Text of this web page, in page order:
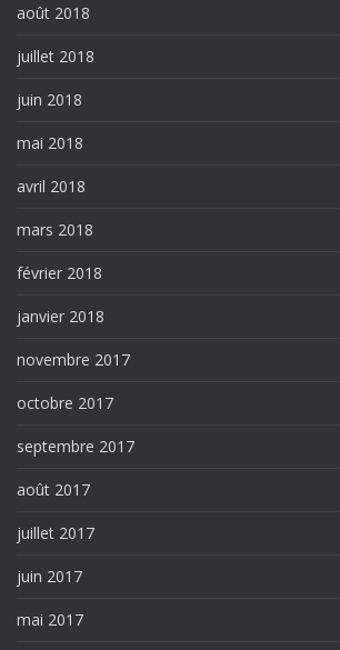
août 2018
juillet 2018
juin 2018
mai 2018
avril 2018
mars 2018
février 2018
janvier 2018
novembre 2017
octobre 2017
septembre 2017
août 2017
juillet 2017
juin 2017
mai 2017